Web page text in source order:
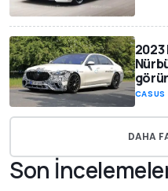
2023
CASUS
DAHA
Son